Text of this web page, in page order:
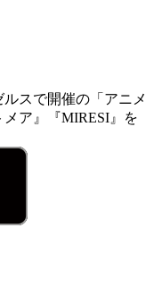
スで開催の「アニメ
ア』『MIRESI』を